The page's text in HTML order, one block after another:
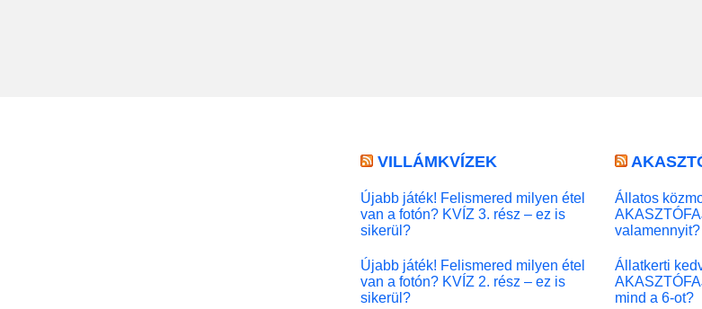
VILLÁMKVÍZEK
Újabb játék! Felismered milyen étel
van a fotón? KVÍZ 3. rész – ez is
sikerül?
Újabb játék! Felismered milyen étel
van a fotón? KVÍZ 2. rész – ez is
sikerül?
Állatos
valamennyit?
Állatkerti
mind a 6-ot?